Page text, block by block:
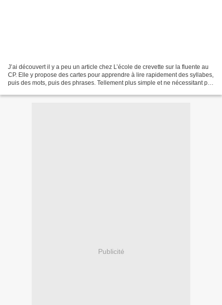
J’ai découvert il y a peu un article chez L’école de crevette sur la fluente au
CP. Elle y propose des cartes pour apprendre à lire rapidement des syllabes,
puis des mots, puis des phrases. Tellement plus simple et ne nécessitant pas
Publicité